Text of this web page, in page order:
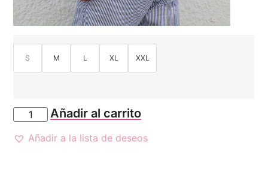
S M L XL XXL
Añadir al carrito
Añadir a la lista de deseos